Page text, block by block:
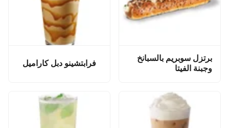
برتزل سوبريم بالسبانخ
وجبنة الفيتا
فرابتشينو دبل كاراميل